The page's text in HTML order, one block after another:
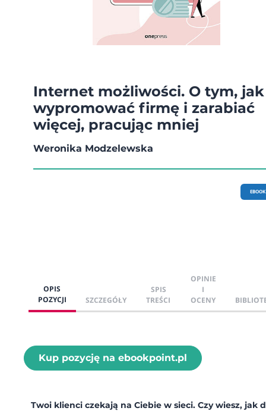
Internet możliwości. O tym, jak
wypromować firmę i zarabiać
więcej, pracując mniej
Weronika Modzelewska
EBOOK
OPIS
POZYCJI
SZCZEGÓŁY
SPIS
TREŚCI
OPINIE
I
OCENY
Kup pozycję na ebookpoint.pl
Twoi klienci czekają na Ciebie w sieci. Czy wiesz, jak